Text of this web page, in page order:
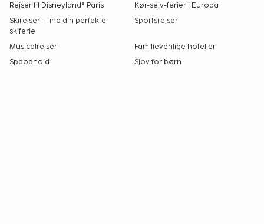
Rejser til Disneyland® Paris
Kør-selv-ferier i Europa
Skirejser – find din perfekte
skiferie
Sportsrejser
Musicalrejser
Familievenlige hoteller
Spaophold
Sjov for børn